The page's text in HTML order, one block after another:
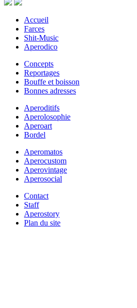
Accueil
Farces
Shit-Music
Aperodico
Concepts
Reportages
Bouffe et boisson
Bonnes adresses
Aperoditifs
Aperolosophie
Aperoart
Bordel
Aperomatos
Aperocustom
Aperovintage
Aperosocial
Contact
Staff
Aperostory
Plan du site